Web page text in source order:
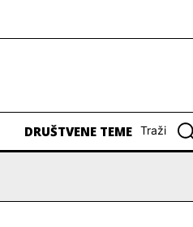
DRUŠTVENE TEME Traži